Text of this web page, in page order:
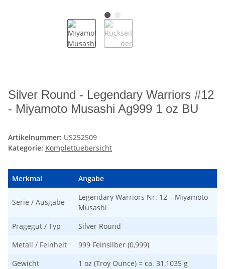
Silver Round - Legendary Warriors #12
- Miyamoto Musashi Ag999 1 oz BU
Artikelnummer: US252509
Kategorie: Komplettuebersicht
Merkmal Angabe
Serie / Ausgabe
Legendary Warriors Nr. 12 – Miyamoto
Musashi
Prägegut / Typ
Silver Round
Metall / Feinheit
999 Feinsilber (0,999)
Gewicht
1 oz (Troy Ounce) = ca. 31,1035 g